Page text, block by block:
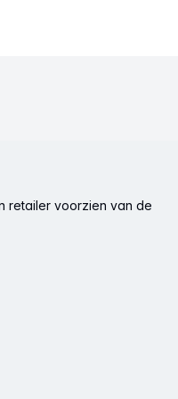
retailer voorzien van de